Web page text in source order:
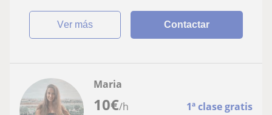
ver más Contactar
10€/h 1ª clase gratis
Maria